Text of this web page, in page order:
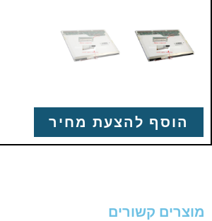
הוסף להצעת מחיר
מוצרים קשורים